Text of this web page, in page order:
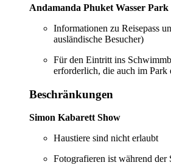
Andamanda Phuket Wasser Park
Informationen zu Reisepass
ausländische Besucher)
Für den Eintritt ins
erforderlich, die auch im Park
Beschränkungen
Simon Kabarett Show
Haustiere sind nicht erlaubt
Fotografieren ist während der